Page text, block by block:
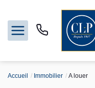
Accueil Immobilier A louer